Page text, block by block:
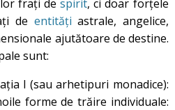
frați despirit, ci doar forțele
de entități astrale, angelice,
ajutătoare de destine.
sunt:
I (sau arhetipuri monadice):
forme de trăire individuale: